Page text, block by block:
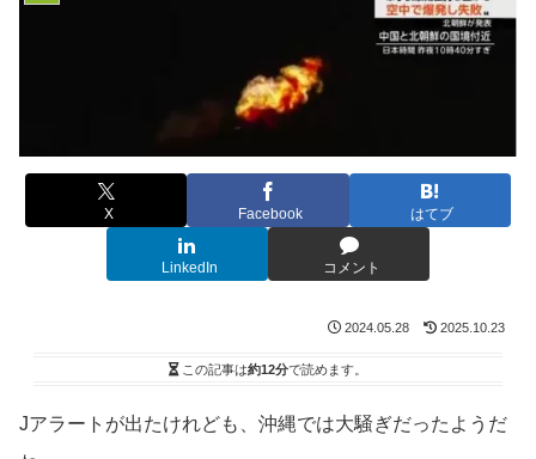
X Facebook はてブ
LinkedIn コメント
2024.05.28 2025.10.23
この記事は約12分で読めます。
Jアラートが出たけれども、沖縄では大騒ぎだったようだ